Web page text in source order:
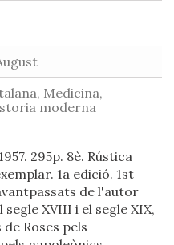
Medicina,
moderna
295p. 8è. Rústica
1a edició. 1st
de l'autor
XVIII i el segle XIX,
Roses pels